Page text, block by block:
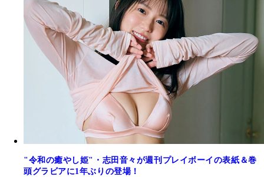
"令和の癒やし姫"・志田音々が週刊プレイボーイの表紙＆巻
頭グラビアに1年ぶりの登場！